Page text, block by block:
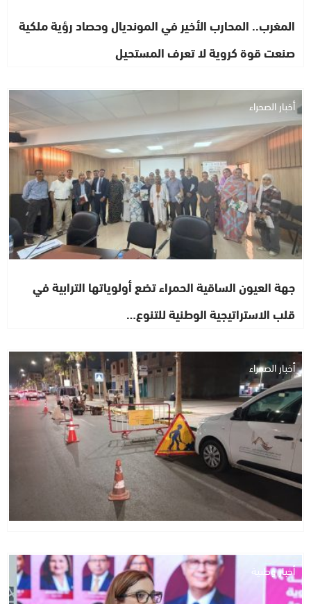
المغرب.. المحارب الأخير في المونديال وحصاد رؤية ملكية
صنعت قوة كروية لا تعرف المستحيل
أخبار الصحراء
جهة العيون الساقية الحمراء تضع أولوياتها الترابية في
قلب الاستراتيجية الوطنية للتنوع…
أخبار الصحراء
أخبار وطنية